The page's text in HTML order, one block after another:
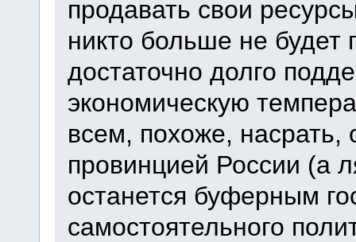
продавать свои
никто больше не будет
достаточно долго
экономическую
всем, похоже, насрать,
провинцией России (а
останется буферным
самостоятельного